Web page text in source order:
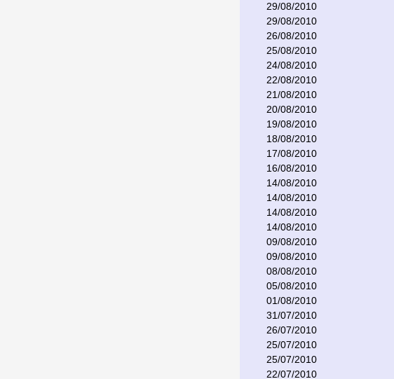
29/08/2010
29/08/2010
26/08/2010
25/08/2010
24/08/2010
22/08/2010
21/08/2010
20/08/2010
19/08/2010
18/08/2010
17/08/2010
16/08/2010
14/08/2010
14/08/2010
14/08/2010
14/08/2010
09/08/2010
09/08/2010
08/08/2010
05/08/2010
01/08/2010
31/07/2010
26/07/2010
25/07/2010
25/07/2010
22/07/2010